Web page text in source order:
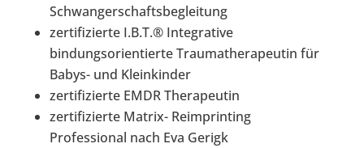
Schwangerschaftsbegleitung
zertifizierte I.B.T.® Integrative
bindungsorientierte Traumatherapeutin für
Babys- und Kleinkinder
zertifizierte EMDR Therapeutin
zertifizierte Matrix- Reimprinting
Professional nach Eva Gerigk